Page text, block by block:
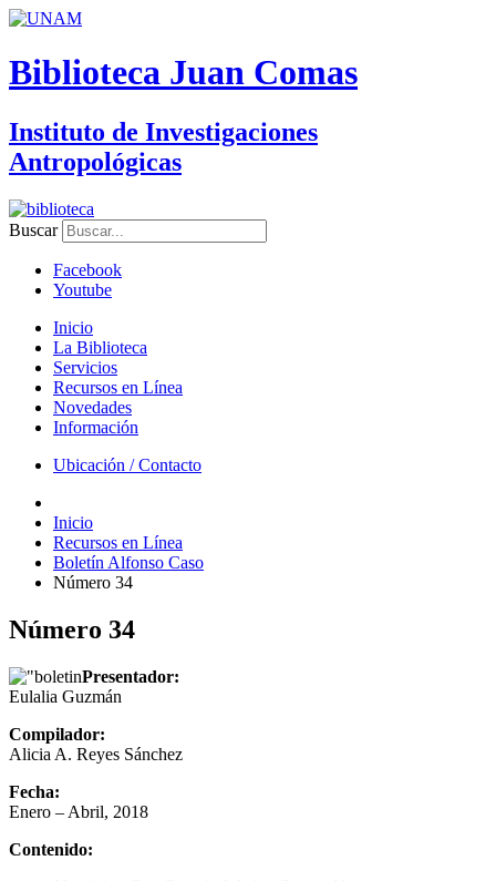
Biblioteca Juan Comas
Instituto de Investigaciones
Antropológicas
Buscar
Facebook
Youtube
Inicio
La Biblioteca
Servicios
Recursos en Línea
Novedades
Información
Ubicación / Contacto
Inicio
Recursos en Línea
Boletín Alfonso Caso
Número 34
Número 34
Presentador:
Eulalia Guzmán
Compilador:
Alicia A. Reyes Sánchez
Fecha:
Enero – Abril, 2018
Contenido: